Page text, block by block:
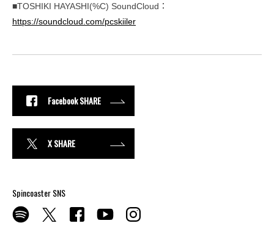
■TOSHIKI HAYASHI(%C) SoundCloud：
https://soundcloud.com/pcskiiler
Facebook SHARE
X SHARE
Spincoaster SNS